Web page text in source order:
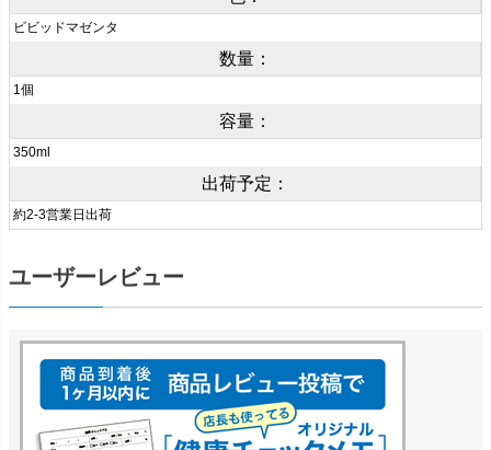
ビビッドマゼンタ
数量：
1個
容量：
350ml
出荷予定：
約2-3営業日出荷
ユーザーレビュー